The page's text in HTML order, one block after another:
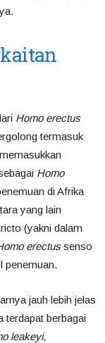
Homo erectus
termasuk
Homo
di Afrika
yang lain
(yakni dalam
erectussenso
penemuan.
jauh lebih jelas
terdapat berbagai
leakeyi,